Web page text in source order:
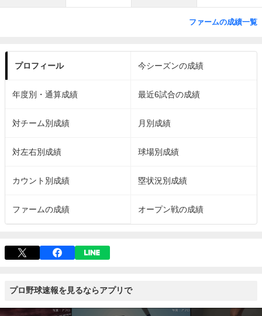
ファームの成績一覧
プロフィール 今シーズンの成績
年度別・通算成績 最近6試合の成績
対チーム別成績 月別成績
対左右別成績 球場別成績
カウント別成績 塁状況別成績
ファームの成績 オープン戦の成績
プロ野球速報を見るならアプリで